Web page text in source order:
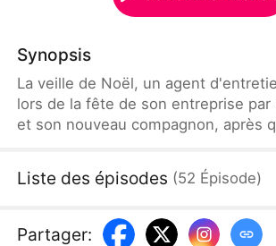
Synopsis
La veille de Noël, un agent
lors de la fête de son entreprise
et son nouveau compagnon, après
surgit, et révèle être Laurent
disparu. Ensemble, ils reprennent le
Noël que personne n'oubliera.
Liste des épisodes (52 Épisode)
Partager: